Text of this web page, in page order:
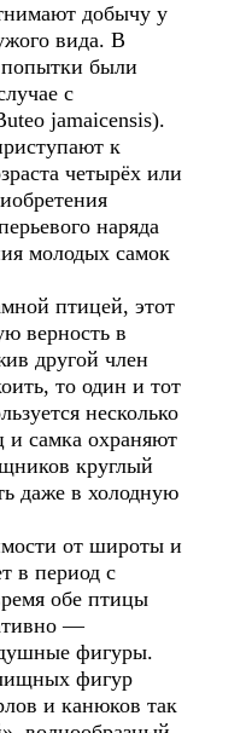
добычу у
вида. В
попытки были
с
jamaicensis).
к
четырёх или
наряда
молодых самок
птицей, этот
верность в
другой член
то один и тот
несколько
и самка охраняют
круглый
даже в холодную
от широты и
в период с
обе птицы
—
фигуры.
фигур
и канюков так